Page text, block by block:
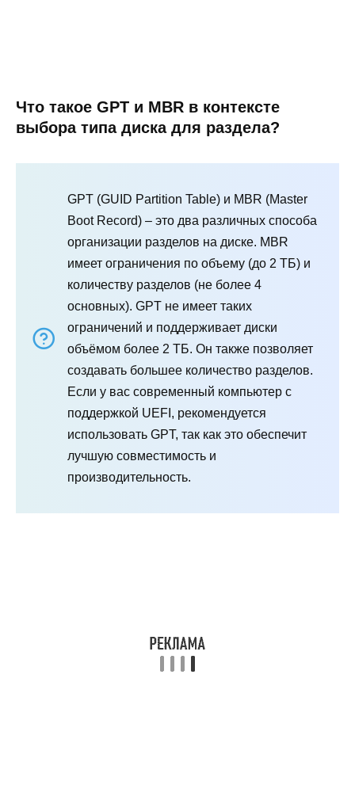
Что такое GPT и MBR в контексте
выбора типа диска для раздела?
GPT (GUID Partition Table) и MBR (Master
Boot Record) – это два различных способа
организации разделов на диске. MBR
имеет ограничения по объему (до 2 ТБ) и
количеству разделов (не более 4
основных). GPT не имеет таких
ограничений и поддерживает диски
объёмом более 2 ТБ. Он также позволяет
создавать большее количество разделов.
Если у вас современный компьютер с
поддержкой UEFI, рекомендуется
использовать GPT, так как это обеспечит
лучшую совместимость и
производительность.